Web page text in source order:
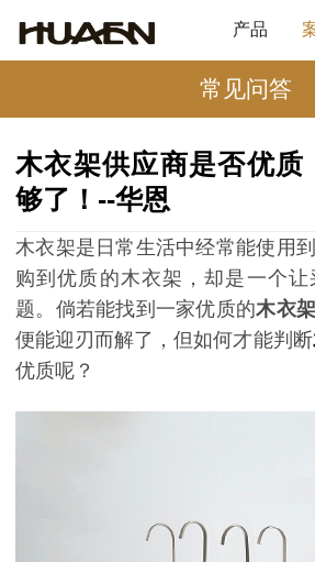
产品
常见问答
木衣架供应商是否优质
够了！--华恩
木衣架是日常生活中经常能使用
购到优质的木衣架，却是一个
题。倘若能找到一家优质的木衣
便能迎刃而解了，但如何才能判断
优质呢？